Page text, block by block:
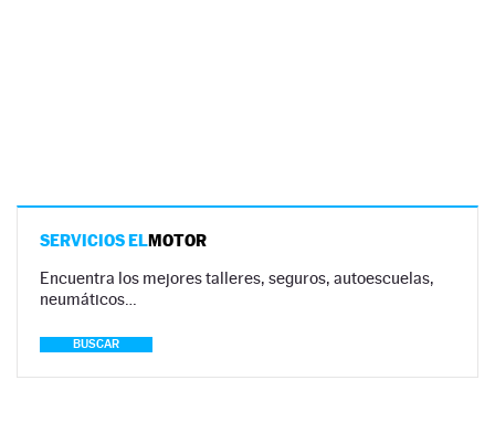
SERVICIOS ELMOTOR
Encuentra los mejores talleres, seguros, autoescuelas,
neumáticos…
BUSCAR